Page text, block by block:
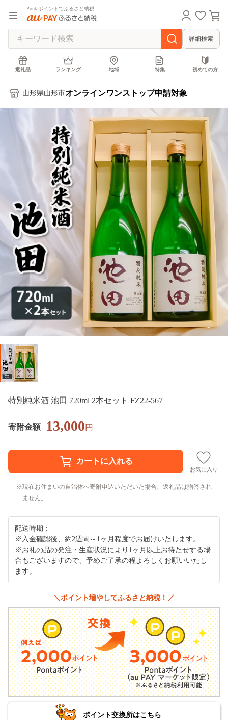
Pontaポイントでふるさと納税
詳細検索
返礼品 ランキング 地域 特集 初めての方
山形県山形市オンラインワンストップ申請対象
特別純米酒 池田 720ml 2本セット FZ22-567
寄附金額 13,000円
お気に入り
現在お住まいの自治体へ寄附申込いただいた場合、返礼品は贈答され
ません。
配送時期：
※入金確認後、約2週間～1ヶ月程度でお届けいたします。
※お礼の品の発注・生産状況により1ヶ月以上お待たせする場
合もございますので、予めご了承の程よろしくお願いいたし
ます。
＼ポイント増やしてふるさと納税！／
ポイント交換所はこちら